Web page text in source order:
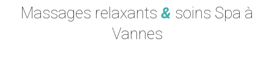
Massages relaxants & soins Spa à
Vannes